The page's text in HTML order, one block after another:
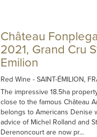
Château
2021, Grand Cru
Emilion
Red Wine- SAINT-ÉMILION,
The impressive 18.5ha
close to the famous Château
belongs to Americans Denise
advice of Michel Rolland and
Derenoncourt are now pr...